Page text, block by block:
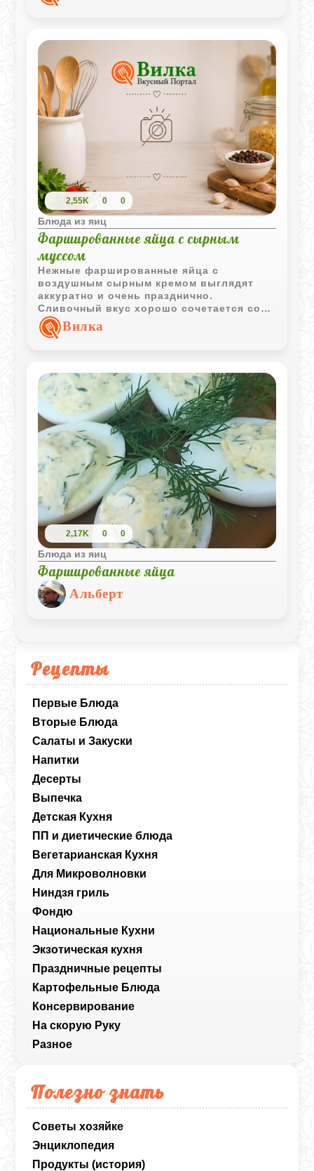
Рецепты
Первые Блюда
Вторые Блюда
Салаты и Закуски
Напитки
Десерты
Выпечка
Детская Кухня
ПП и диетические блюда
Вегетарианская Кухня
Для Микроволновки
Ниндзя гриль
Фондю
Национальные Кухни
Экзотическая кухня
Праздничные рецепты
Картофельные Блюда
Консервирование
На скорую Руку
Разное
Полезно знать
Советы хозяйке
Энциклопедия
Продукты (история)
2,55K 0 0
Блюда из яиц
Фаршированные яйца с сырным
муссом
Нежные фаршированные яйца с
воздушным сырным кремом выглядят
аккуратно и очень празднично.
Сливочный вкус хорошо сочетается со
свежими овощами и тонкими рулетиками
ветчины.
Вилка
2,17K 0 0
Блюда из яиц
Фаршированные яйца
Альберт